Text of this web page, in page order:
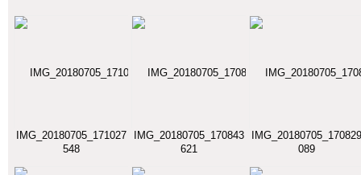
IMG_20180705_171027
548
IMG_20180705_170843
621
IMG_20180705_170829
089